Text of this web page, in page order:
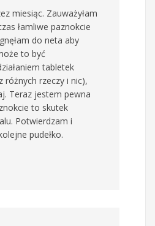
miesiąc. Zauważyłam
łamliwe paznokcie
do neta aby
to być
tabletek
różnych rzeczy i nic),
Teraz jestem pewna
to skutek
Potwierdzam i
pudełko.